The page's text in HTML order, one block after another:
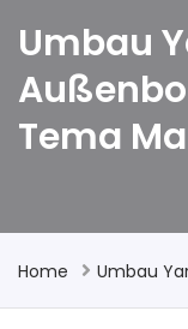
Umbau
Tema
Home Umbau